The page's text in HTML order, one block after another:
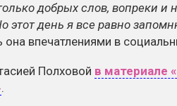
добрых слов, вопреки и
день я все равно
она впечатлениями в
Полховой в материале
.